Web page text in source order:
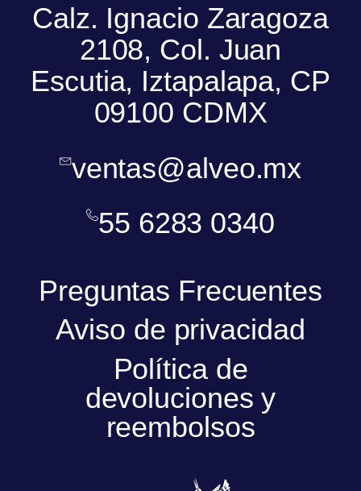
Calz. Ignacio Zaragoza
2108, Col. Juan
Escutia, Iztapalapa, CP
09100 CDMX
ventas@alveo.mx
55 6283 0340
Preguntas Frecuentes
Aviso de privacidad
Política de
devoluciones y
reembolsos